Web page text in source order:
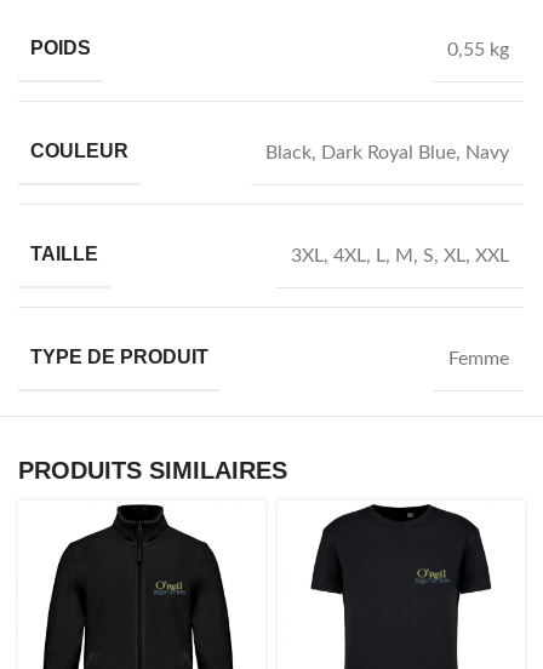
POIDS 0,55 kg
COULEUR Black, Dark Royal Blue, Navy
TAILLE 3XL,4XL, L, M ,S,XL,XXL
TYPE DE PRODUIT Femme
PRODUITS SIMILAIRES